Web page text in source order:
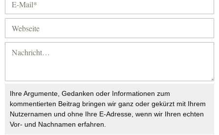
Ihre Argumente, Gedanken oder Informationen zum
kommentierten Beitrag bringen wir ganz oder gekürzt mit Ihrem
Nutzernamen und ohne Ihre E-Adresse, wenn wir Ihren echten
Vor- und Nachnamen erfahren.